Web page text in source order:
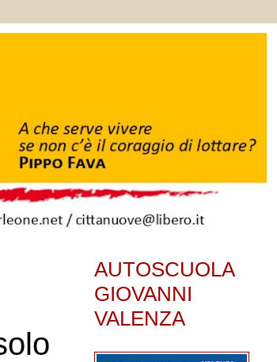
AUTOSCUOLA
GIOVANNI
VALENZA